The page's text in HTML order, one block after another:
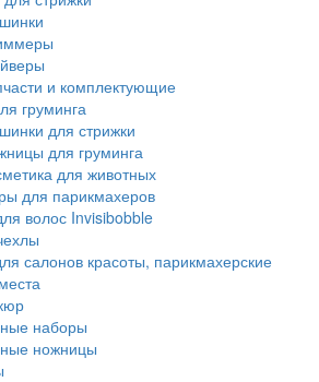
и комплектующие
груминга
для стрижки
для груминга
для животных
для парикмахеров
волос Invisibobble
салонов красоты, парикмахерские
наборы
ножницы